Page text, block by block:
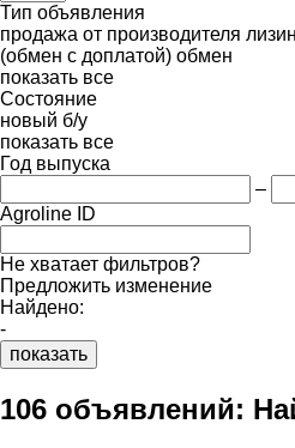
Тип объявления
продажа от производителя
(обмен с доплатой) обмен
показать все
Состояние
новый б/у
показать все
Год выпуска
–
Agroline ID
Не хватает фильтров?
Предложить изменение
Найдено:
-
показать
106 объявлений: